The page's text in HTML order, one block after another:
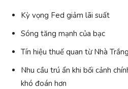
Kỳ vọng Fed giảm lãi suất
Sóng tăng mạnh của bạc
Tín hiệu thuế quan từ Nhà Trắng
Nhu cầu trú ẩn khi bối cảnh
khó đoán hơn